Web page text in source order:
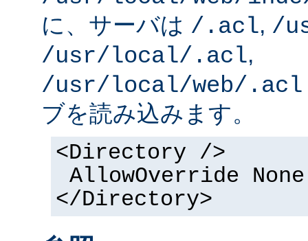
に、サーバは /.acl, /
/usr/local/.acl,
/usr/local/web/.acl
ブを読み込みます。
<Directory />
AllowOverride None
</Directory>